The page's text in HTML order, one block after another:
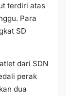
terdiri atas
Para
SD
dari SDN
perak
dua